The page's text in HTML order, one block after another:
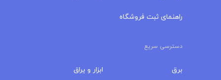
راهنمای ثبت فروشگاه
دسترسی سریع
برق ابزار و یراق